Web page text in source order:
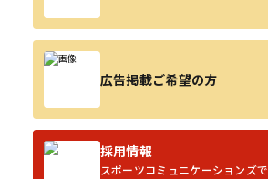
広告掲載ご希望の方
採用情報
スポーツコミュニケーションズで